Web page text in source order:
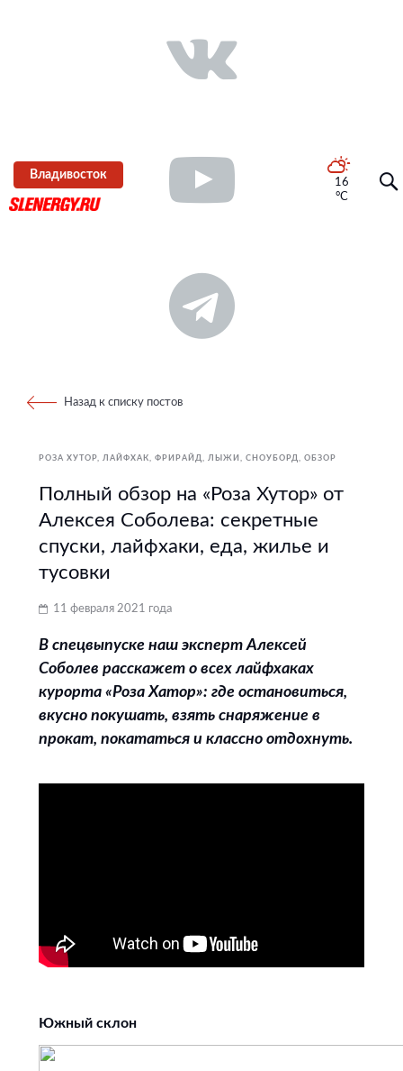
Владивосток
16
°C
Назад к списку постов
РОЗА ХУТОР ЛАЙФХАК ФРИРАЙД ЛЫЖИ, СНОУБОРД ОБЗОР
Полный обзор на «Роза Хутор» от
Алексея Соболева: секретные
спуски, лайфхаки, еда, жилье и
тусовки
11 февраля 2021 года
В спецвыпуске наш эксперт Алексей
Соболев расскажет о всех лайфхаках
курорта «Роза Хатор»: где остановиться,
вкусно покушать, взять снаряжение в
прокат, покататься и классно отдохнуть.
Южный склон